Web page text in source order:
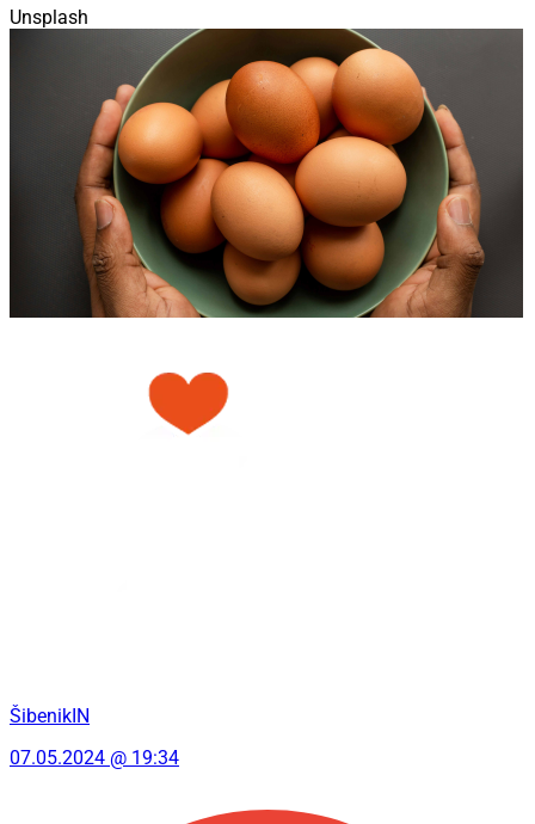
Unsplash
ŠibenikIN
07.05.2024 @ 19:34